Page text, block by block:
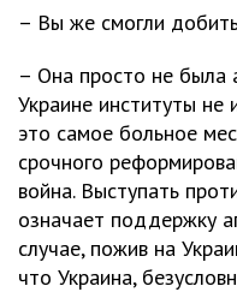
– Вы же смогли
– Она просто не была
Украине институты не
это самое больное
срочного
война. Выступать
означает поддержку
случае, пожив на
что Украина,